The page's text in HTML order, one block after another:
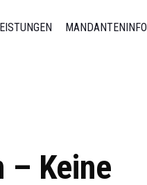
MANDANTENINFO
– Keine